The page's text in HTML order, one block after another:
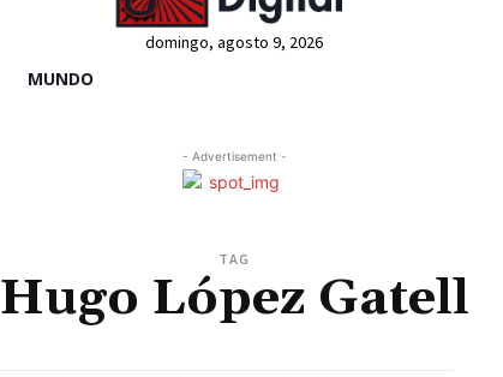
domingo, agosto 9, 2026
MUNDO
- Advertisement -
TAG
Hugo López Gatell